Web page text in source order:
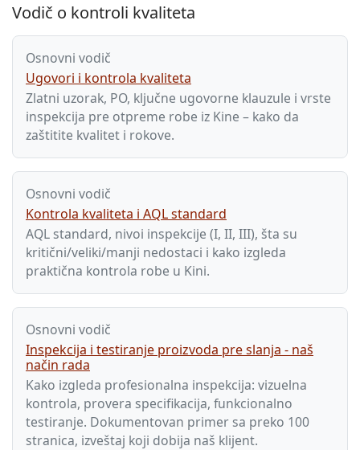
Vodič o kontroli kvaliteta
Osnovni vodič
Ugovori i kontrola kvaliteta
Zlatni uzorak, PO, ključne ugovorne klauzule i vrste
inspekcija pre otpreme robe iz Kine – kako da
zaštitite kvalitet i rokove.
Osnovni vodič
Kontrola kvaliteta i AQL standard
AQL standard, nivoi inspekcije (I, II, III), šta su
kritični/veliki/manji nedostaci i kako izgleda
praktična kontrola robe u Kini.
Osnovni vodič
Inspekcija i testiranje proizvoda pre slanja - naš
način rada
Kako izgleda profesionalna inspekcija: vizuelna
kontrola, provera specifikacija, funkcionalno
testiranje. Dokumentovan primer sa preko 100
stranica, izveštaj koji dobija naš klijent.